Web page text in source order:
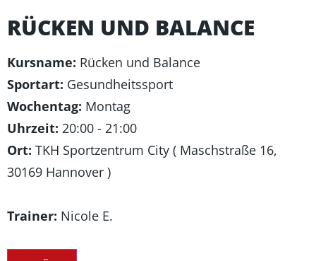
RÜCKEN UND BALANCE
Kursname: Rücken und Balance
Sportart: Gesundheitssport
Wochentag: Montag
Uhrzeit: 20:00 - 21:00
Ort: TKH Sportzentrum City ( Maschstraße 16,
30169 Hannover )
Trainer: Nicole E.